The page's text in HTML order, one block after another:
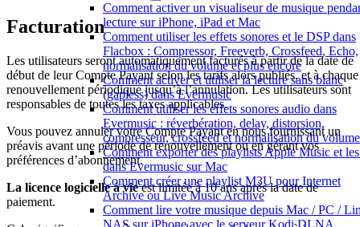
Comment activer un visualiseur de musique
lecture sur iPhone, iPad et Mac
Comment utiliser les effets sonores et le DSP dans
Flacbox : Compressor, Freeverb, Crossfeed, Echo,
normalisation du volume et plus encore
Comment activer et utiliser la lecture sans blanc
(gapless) dans Evermusic
Comment utiliser les effets sonores audio dans
Evermusic : réverbération, delay, distorsion,
compresseur, crossfeed et normalisation du volume
Comment exporter des playlists Apple Music et
dans Evermusic sur Mac
Comment créer une playlist M3U pour Internet
Archive ou Live Music Archive
Comment lire votre musique depuis Mac / PC /
NAS sur iPhone avec le serveur Kodi DLNA
Facturation
Les utilisateurs seront automatiquement facturés à partir de la date de
début de leur Compte Payant selon les tarifs alors publiés, et à chaque
renouvellement périodique jusqu’à l’annulation. Les utilisateurs sont
responsables de toutes les taxes applicables.
Vous pouvez annuler votre Compte Payant en nous fournissant un
préavis avant une période de renouvellement ou en gérant vos
préférences d’abonnement.
La licence logicielle à vieest limitée à 10 ans après la date de
paiement.